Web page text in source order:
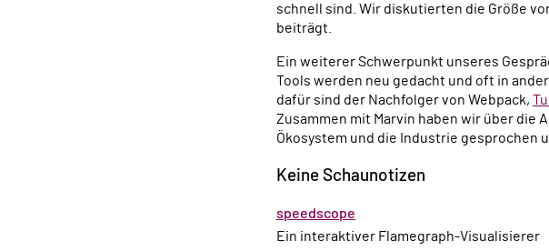
schnell sind. Wir diskutierten die Größe
beiträgt.
Ein weiterer Schwerpunkt unseres
Tools werden neu gedacht und oft in
dafür sind der Nachfolger von Webpack,
Zusammen mit Marvin haben wir über die
Ökosystem und die Industrie gesprochen
Keine Schaunotizen
speedscope
Ein interaktiver Flamegraph-Visualisierer